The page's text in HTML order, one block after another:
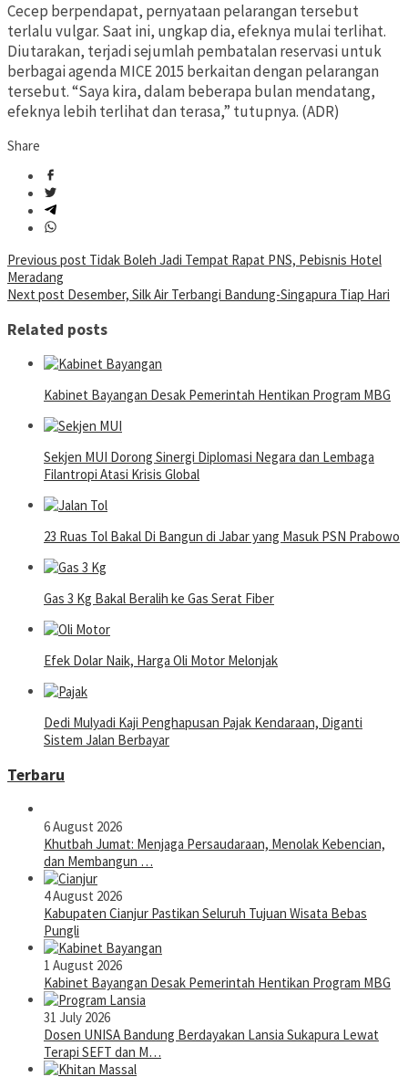
Cecep berpendapat, pernyataan pelarangan tersebut
terlalu vulgar. Saat ini, ungkap dia, efeknya mulai terlihat.
Diutarakan, terjadi sejumlah pembatalan reservasi untuk
berbagai agenda MICE 2015 berkaitan dengan pelarangan
tersebut. “Saya kira, dalam beberapa bulan mendatang,
efeknya lebih terlihat dan terasa,” tutupnya. (ADR)
Share
Post
navigation
Previous post Tidak Boleh Jadi Tempat Rapat PNS, Pebisnis Hotel
Meradang
Next post Desember, Silk Air Terbangi Bandung-Singapura Tiap Hari
Related posts
Kabinet Bayangan Desak Pemerintah Hentikan Program MBG
Sekjen MUI Dorong Sinergi Diplomasi Negara dan Lembaga
Filantropi Atasi Krisis Global
23 Ruas Tol Bakal Di Bangun di Jabar yang Masuk PSN Prabowo
Gas 3 Kg Bakal Beralih ke Gas Serat Fiber
Efek Dolar Naik, Harga Oli Motor Melonjak
Dedi Mulyadi Kaji Penghapusan Pajak Kendaraan, Diganti
Sistem Jalan Berbayar
Terbaru
6 August 2026
Khutbah Jumat: Menjaga Persaudaraan, Menolak Kebencian,
dan Membangun …
4 August 2026
Kabupaten Cianjur Pastikan Seluruh Tujuan Wisata Bebas
Pungli
1 August 2026
Kabinet Bayangan Desak Pemerintah Hentikan Program MBG
31 July 2026
Dosen UNISA Bandung Berdayakan Lansia Sukapura Lewat
Terapi SEFT dan M…